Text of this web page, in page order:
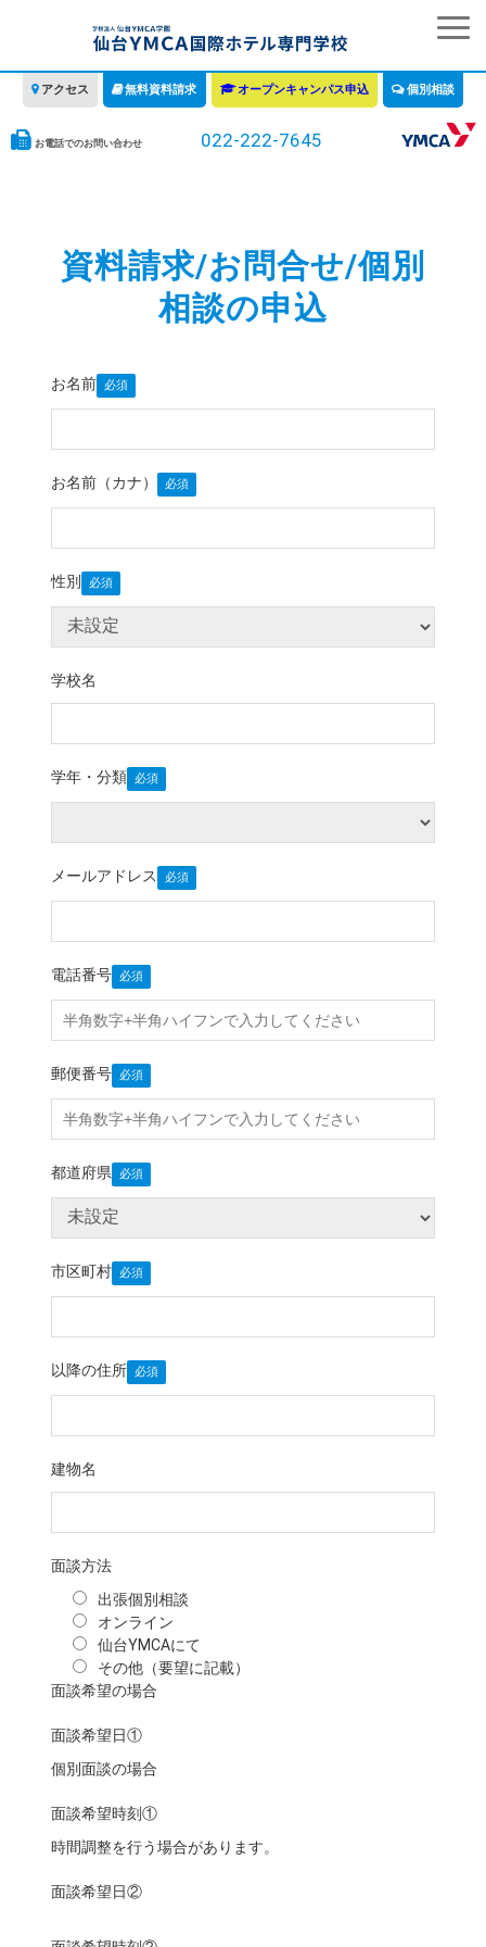
アクセス 無料資料請求 オープンキャンパス申込 個別相談
お電話でのお問い合わせ 022-222-7645
教育について
みなさまへ
資料請求/お問合せ/個別
相談の申込
お名前
お名前（カナ）
性別
学校名
学年・分類
メールアドレス
電話番号
郵便番号
都道府県
市区町村
以降の住所
建物名
面談方法
出張個別相談
オンライン
仙台YMCAにて
その他（要望に記載）
面談希望の場合
面談希望日①
個別面談の場合
面談希望時刻①
時間調整を行う場合があります。
面談希望日②